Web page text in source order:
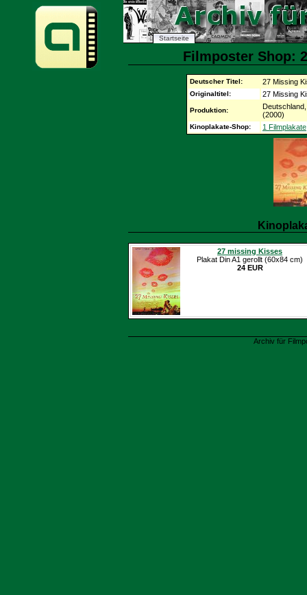
Startseite
Filmposter Shop:
Deutscher Titel: 27 Missing
Originaltitel: 27 Missing
Produktion:
(2000)
Kinoplakate-Shop: 1 Filmplakate
27 missing Kisses
Plakat Din A1 gerollt (60x84 cm)
24 EUR
Archiv für